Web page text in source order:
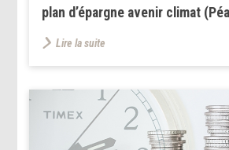
plan d’épargne avenir climat
Lire la suite